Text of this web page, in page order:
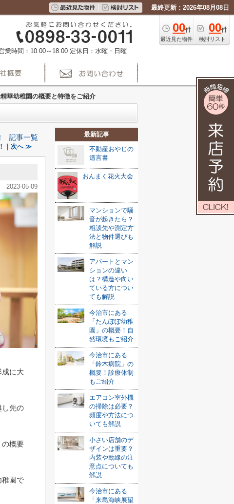
最終更新：2026年08月08日
00件
最近見た物件
00件
検討リスト
業時間：10:00～18:00 定休日：水曜・日曜
華幼稚園の概要と特徴をご紹介
記事一覧
｜次へ ≫
2023-05-09
に大
し先の
の概要
稚園で
最新記事
不動産おやじの
遺言書
おんまく花火大会
マンションで騒
音が起きたら？
相談先や測定方
法と物件選びも
解説
アパートとマン
ションの違い
は？構造や向い
ている方につい
ても解説
今治市にある
「たんぽぽ幼稚
園」の概要！自
然環境もご紹介
今治市にある
「鈴木病院」の
概要！診療体制
もご紹介
エアコン室外機
の掃除は必要？
頻度や方法につ
いても解説
小さい店舗のデ
ザインは重要？
内装や動線の注
意点についても
解説
今治市にある
「来島海峡展望